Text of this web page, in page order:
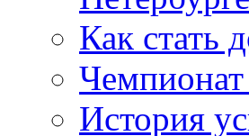
Как стать
История